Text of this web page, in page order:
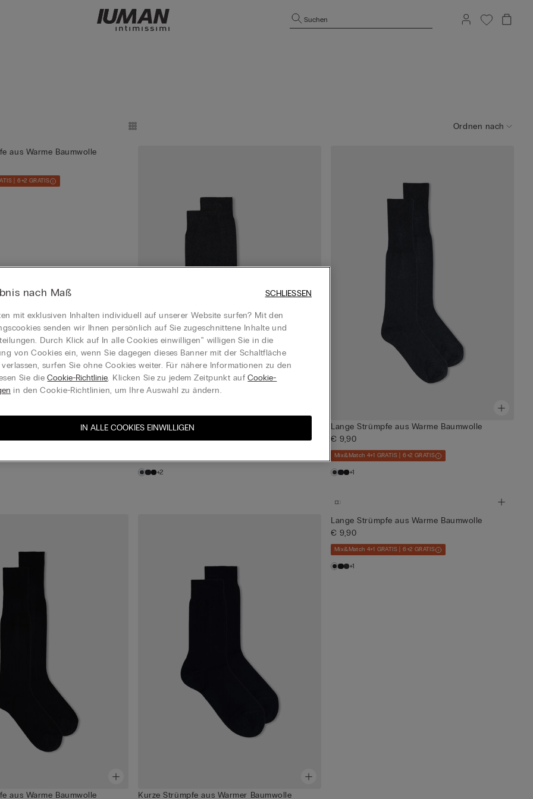
Suchen
Ordnen nach
aus Warme Baumwolle
| 6+2 GRATIS
Kurze Strümpfe aus Warmer Baumwolle
€ 9,90
+2
Lange Strümpfe aus Warme Baumwolle
€ 9,90
Mix&Match 4+1 GRATIS | 6+2 GRATIS
+1
aus Warme Baumwolle Kurze Strümpfe aus Warmer Baumwolle
Lange Strümpfe aus Warme Baumwolle
€ 9,90
Mix&Match 4+1 GRATIS | 6+2 GRATIS
+1
nach Maß
mit exklusiven Inhalten individuell auf unserer Website surfen? Mit den
senden wir Ihnen persönlich auf Sie zugeschnittene Inhalte und
Durch Klick auf In alle Cookies einwilligen‟ willigen Sie in die
von Cookies ein, wenn Sie dagegen dieses Banner mit der Schaltfläche
surfen Sie ohne Cookies weiter. Für nähere Informationen zu den
Sie dieCookie-Richtlinie. Klicken Sie zu jedem Zeitpunkt aufCookie-
in den Cookie-Richtlinien, um Ihre Auswahl zu ändern.
IN ALLE COOKIES EINWILLIGEN
SCHLIESSEN